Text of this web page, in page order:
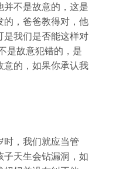
并不是故意的，这是
的，爸爸教得对，他
是我们是否能这样对
是故意犯错的，是
意的，如果你承认我
时，我们就应当管
子天生会钻漏洞，如